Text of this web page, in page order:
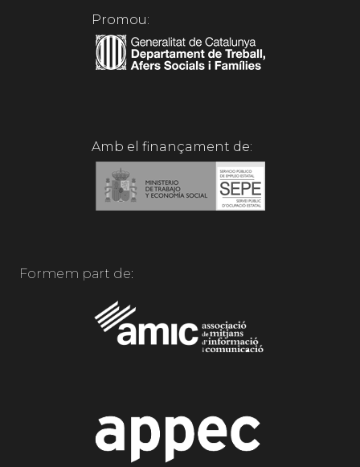
Promou:
Amb el finançament de:
Formem part de: